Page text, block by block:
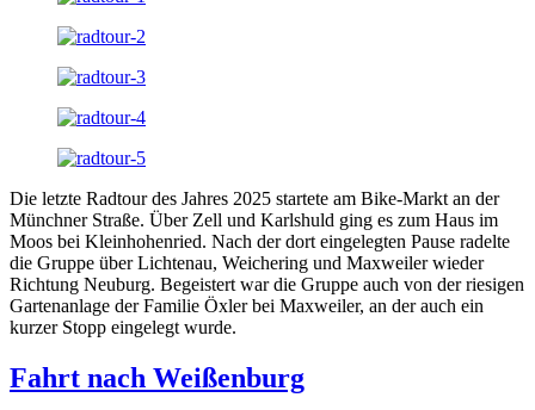
Die letzte Radtour des Jahres 2025 startete am Bike-Markt an der
Münchner Straße. Über Zell und Karlshuld ging es zum Haus im
Moos bei Kleinhohenried. Nach der dort eingelegten Pause radelte
die Gruppe über Lichtenau, Weichering und Maxweiler wieder
Richtung Neuburg. Begeistert war die Gruppe auch von der riesigen
Gartenanlage der Familie Öxler bei Maxweiler, an der auch ein
kurzer Stopp eingelegt wurde.
Fahrt nach Weißenburg